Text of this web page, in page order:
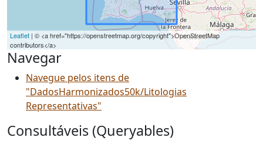
Leaflet | © <a href="https://openstreetmap.org/copyright">OpenStreetMap
contributors</a>
Navegar
Navegue pelos itens de
"DadosHarmonizados50k/Litologias
Representativas"
Consultáveis (Queryables)